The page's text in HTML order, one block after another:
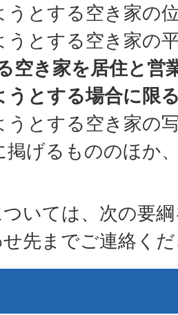
うとする空き家の
うとする空き家の
空き家を居住と営
うとする場合に限
うとする空き家の
掲げるもののほか
いては、次の要
先までご連絡く